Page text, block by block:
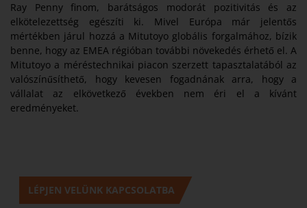
Ray Penny finom, barátságos modorát pozitivitás és az
elkötelezettség egészíti ki. Mivel Európa már jelentős
mértékben járul hozzá a Mitutoyo globális forgalmához, bízik
benne, hogy az EMEA régióban további növekedés érhető el. A
Mitutoyo a méréstechnikai piacon szerzett tapasztalatából az
valószínűsíthető, hogy kevesen fogadnának arra, hogy a
vállalat az elkövetkező években nem éri el a kívánt
eredményeket.
LÉPJEN VELÜNK KAPCSOLATBA